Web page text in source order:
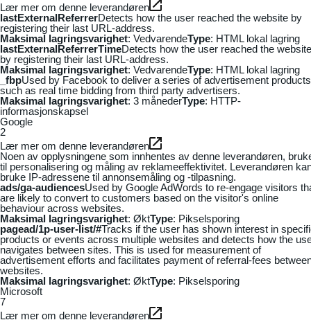
Lær mer om denne leverandøren
lastExternalReferrerDetects how the user reached the website by
registering their last URL-address.
Maksimal lagringsvarighet: VedvarendeType: HTML lokal lagring
lastExternalReferrerTimeDetects how the user reached the website
by registering their last URL-address.
Maksimal lagringsvarighet: VedvarendeType: HTML lokal lagring
_fbpUsed by Facebook to deliver a series of advertisement products
such as real time bidding from third party advertisers.
Maksimal lagringsvarighet: 3 månederType: HTTP-
informasjonskapsel
Google
2
Lær mer om denne leverandøren
Noen av opplysningene som innhentes av denne leverandøren,
til personalisering og måling av reklameeffektivitet. Leverandøren
bruke IP-adressene til annonsemåling og -tilpasning.
ads/ga-audiencesUsed by Google AdWords to re-engage visitors
are likely to convert to customers based on the visitor's online
behaviour across websites.
Maksimal lagringsvarighet: ØktType: Pikselsporing
pagead/1p-user-list/#Tracks if the user has shown interest in
products or events across multiple websites and detects how the
navigates between sites. This is used for measurement of
advertisement efforts and facilitates payment of referral-fees
websites.
Maksimal lagringsvarighet: ØktType: Pikselsporing
Microsoft
7
Lær mer om denne leverandøren